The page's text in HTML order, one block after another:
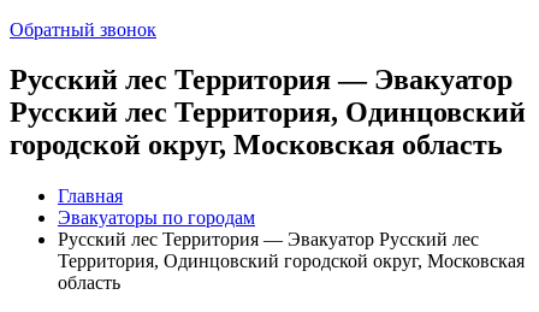
Обратный звонок
Русский лес Территория — Эвакуатор
Русский лес Территория, Одинцовский
городской округ, Московская область
Главная
Эвакуаторы по городам
Русский лес Территория — Эвакуатор Русский лес
Территория, Одинцовский городской округ, Московская
область